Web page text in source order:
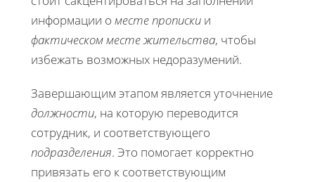
информации о месте прописки и
фактическом месте жительства, чтобы
избежать возможных недоразумений.
Завершающим этапом является уточнение
должности, на которую переводится
сотрудник, и соответствующего
подразделения. Это помогает корректно
привязать его к соответствующим